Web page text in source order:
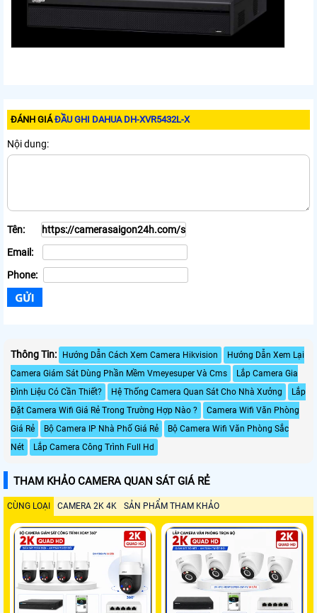
ĐÁNH GIÁĐẦU GHI DAHUA DH-XVR5432L-X
Nội dung:
Tên:
Email:
Phone:
Thông Tin: Hướng Dẫn Cách Xem Camera Hikvision
Hướng Dẫn Xem Lại
Camera Giám Sát Dùng Phần Mềm Vmeyesuper Và Cms
Lắp Camera Gia
Đình Liệu Có Cần Thiết?
Hệ Thống Camera Quan Sát Cho Nhà Xưởng
Lắp
Đặt Camera Wifi Giá Rẻ Trong Trường Hợp Nào ?
Camera Wifi Văn Phòng
Giá Rẻ
Bộ Camera IP Nhà Phố Giá Rẻ
Bộ Camera Wifi Văn Phòng Sắc
Nét
Lắp Camera Công Trình Full Hd
THAM KHẢO CAMERA QUAN SÁT GIÁ RẺ
CÙNG LOẠI CAMERA 2K 4K SẢN PHẨM THAM KHẢO